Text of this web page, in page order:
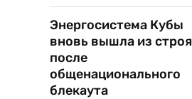
Энергосистема Кубы
вновь вышла из строя
после
общенационального
блекаута